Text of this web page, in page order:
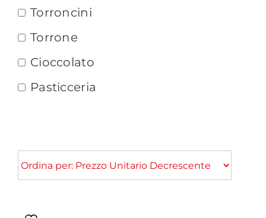
Torroncini
Torrone
Cioccolato
Pasticceria